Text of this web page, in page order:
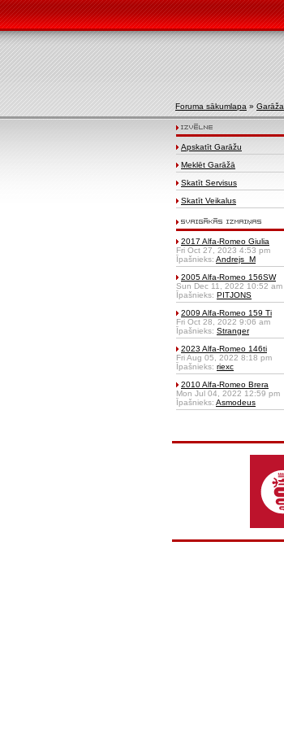
Foruma sākumlapa » Garāža
Apskatīt Garāžu
Meklēt Garāžā
Skatīt Servisus
Skatīt Veikalus
2017 Alfa-Romeo Giulia
Fri Oct 27, 2023 4:53 pm
Īpašnieks: Andrejs_M
2005 Alfa-Romeo 156SW
Sun Dec 11, 2022 10:52 am
Īpašnieks: PITJONS
2009 Alfa-Romeo 159 Ti
Fri Oct 28, 2022 9:06 am
Īpašnieks: Stranger
2023 Alfa-Romeo 146ti
Fri Aug 05, 2022 8:18 pm
Īpašnieks: riexc
2010 Alfa-Romeo Brera
Mon Jul 04, 2022 12:59 pm
Īpašnieks: Asmodeus